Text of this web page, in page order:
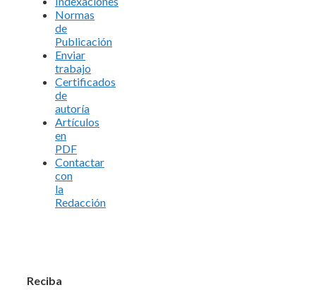
Normas
de
Publicación
Enviar
trabajo
Certificados
de
autoría
Artículos
en
PDF
Contactar
con
la
Redacción
Reciba